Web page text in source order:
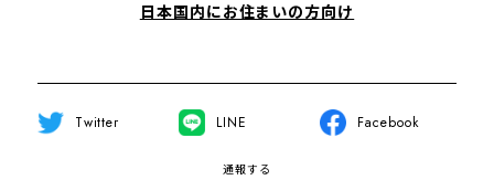
日本国内にお住まいの方向け
Twitter LINE Facebook
通報する